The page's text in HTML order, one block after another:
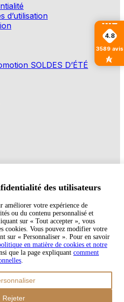
d’utilisation
SOLDES D’ÉTÉ
4.8
3589 avis
des utilisateurs
améliorer votre expérience de
ou du contenu personnalisé et
sur « Tout accepter », vous
cookies. Vous pouvez modifier votre
sur « Personnaliser ». Pour en savoir
en matière de cookies et notre
que la page expliquant comment
.
Rejeter